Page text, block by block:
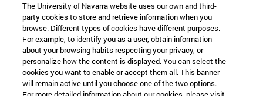
The University of Navarra website uses our own and third-
party cookies to store and retrieve information when you
browse. Different types of cookies have different purposes.
For example, to identify you as a user, obtain information
about your browsing habits respecting your privacy, or
personalize how the content is displayed. You can select the
cookies you want to enable or accept them all. This banner
will remain active until you choose one of the two options.